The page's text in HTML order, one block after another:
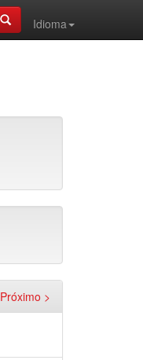
Idioma
Próximo >